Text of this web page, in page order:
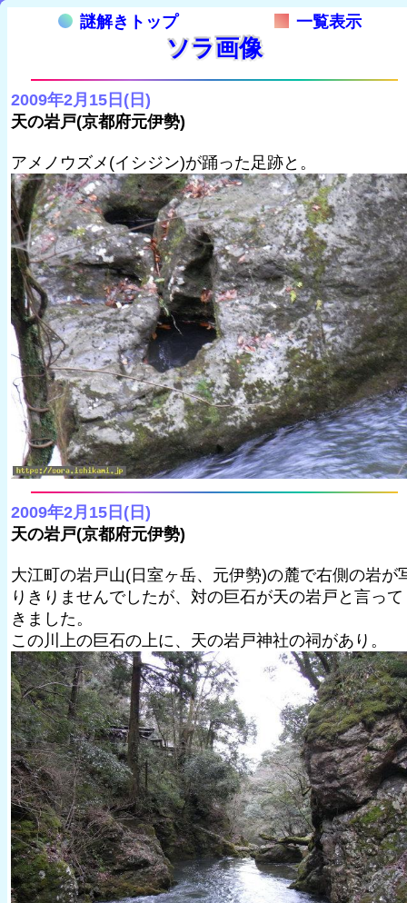
謎解きトップ 一覧表示
ソラ画像
2009年2月15日(日)
天の岩戸(京都府元伊勢)
アメノウズメ(イシジン)が踊った足跡と。
2009年2月15日(日)
天の岩戸(京都府元伊勢)
大江町の岩戸山(日室ヶ岳、元伊勢)の麓で右側の岩が
りきりませんでしたが、対の巨石が天の岩戸と言って
きました。
この川上の巨石の上に、天の岩戸神社の祠があり。